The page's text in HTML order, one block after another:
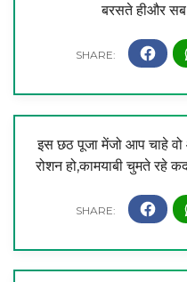
बरसते हीऔर सब
इस छठ पूजा मेंजो आप चाहे
रोशन हो,कामयाबी चुमते रहे